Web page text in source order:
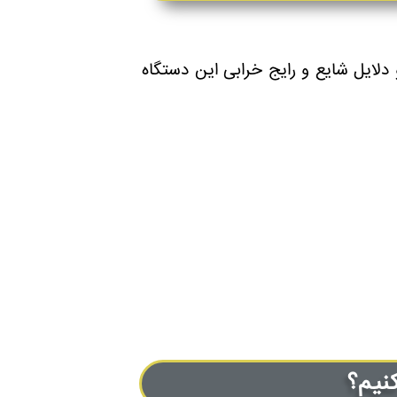
شایع و رایج خرابی این دستگاه